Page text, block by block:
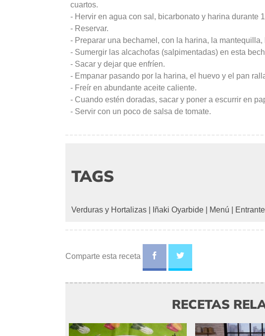
cuartos.
- Hervir en agua con sal, bicarbonato y harina durante
- Reservar.
- Preparar una bechamel, con la harina, la mantequilla,
- Sumergir las alcachofas (salpimentadas) en esta
- Sacar y dejar que enfríen.
- Empanar pasando por la harina, el huevo y el pan
- Freír en abundante aceite caliente.
- Cuando estén doradas, sacar y poner a escurrir en
- Servir con un poco de salsa de tomate.
TAGS
Verduras y Hortalizas Iñaki Oyarbide Menú Entrante
Comparte esta receta
RECETAS